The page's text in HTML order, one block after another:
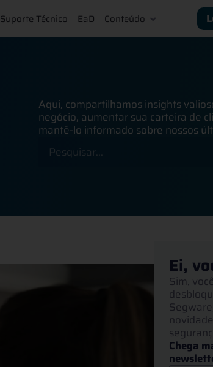
Suporte Técnico EaD Conteúdo
Aqui, compartilhamos insights
negócio, aumentar sua carteira de
mantê-lo informado sobre nossos
Ei,
Sim,
Chega